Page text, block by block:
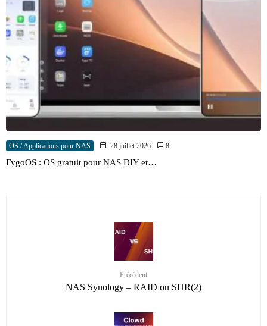
OS / Applications pour NAS 28 juillet 2026 8
FygoOS : OS gratuit pour NAS DIY et…
Précédent
NAS Synology – RAID ou SHR(2)